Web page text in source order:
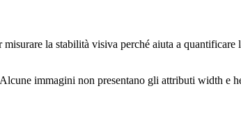
la stabilità visiva perché aiuta a
Alcune immagini non presentano gli attributi width e